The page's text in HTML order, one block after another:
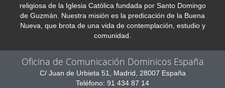
religiosa de la Iglesia Católica fundada por Santo Domingo
de Guzmán. Nuestra misión es la predicación de la Buena
Nueva, que brota de una vida de contemplación, estudio y
comunidad.
Oficina de Comunicación Dominicos España
C/ Juan de Urbieta 51, Madrid, 28007 España
Teléfono: 91 434 87 14